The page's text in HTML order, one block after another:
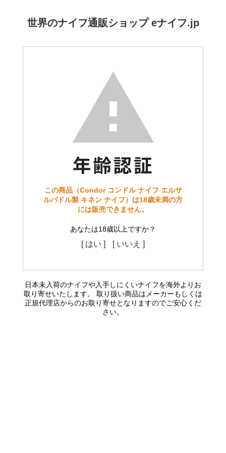
世界のナイフ通販ショップ eナイフ.jp
この商品（Condor コンドル ナイフ エルサ
ルバドル製 キネン ナイフ）は18歳未満の方
には販売できません。
あなたは18歳以上ですか？
[ はい ] [ いいえ ]
日本未入荷のナイフや入手しにくいナイフを海外よりお
取り寄せいたします。 取り扱い商品はメーカーもしくは
正規代理店からのお取り寄せとなりますのでご安心くだ
さい。